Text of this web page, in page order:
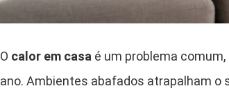
O calor em casa é um problema
ano. Ambientes abafados atrapalham o